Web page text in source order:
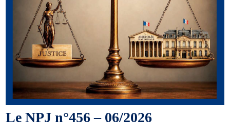
Le NPJ n°456 – 06/2026